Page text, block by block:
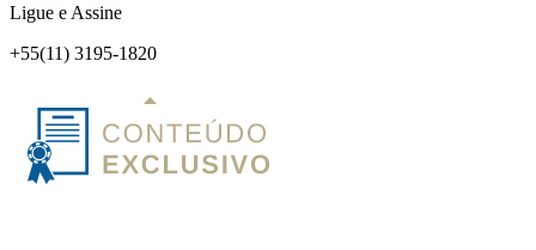
Ligue e Assine
+55(11) 3195-1820